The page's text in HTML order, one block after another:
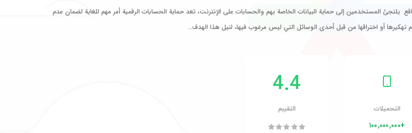
يلتجئ المستخدمين إلى حماية البيانات الخاصة بهم والحسابات على الإنترنت، تعد حماية الحسابات الرقمية أمر مهم للغاية لضمان عدم
تهكيرها أو اختراقها من قبل أحدى الوسائل التي ليس مرغوب فيها، لنيل هذا الهدف…
التحميلات
+١٠٠٬٠٠٠٬٠٠٠
4.4
التقييم